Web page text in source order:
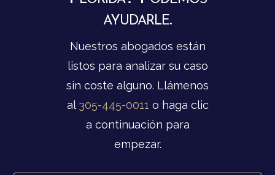
ayudarle.
Nuestros abogados están
listos para analizar su caso
sin coste alguno. Llámenos
al 305-445-0011 o haga clic
a continuación para
empezar.